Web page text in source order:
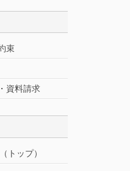
束
資料請求
トップ）